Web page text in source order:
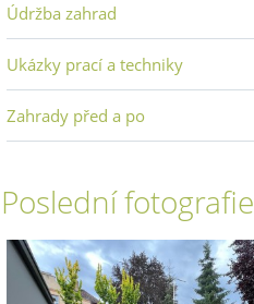
Údržba zahrad
Ukázky prací a techniky
Zahrady před a po
Poslední fotografie